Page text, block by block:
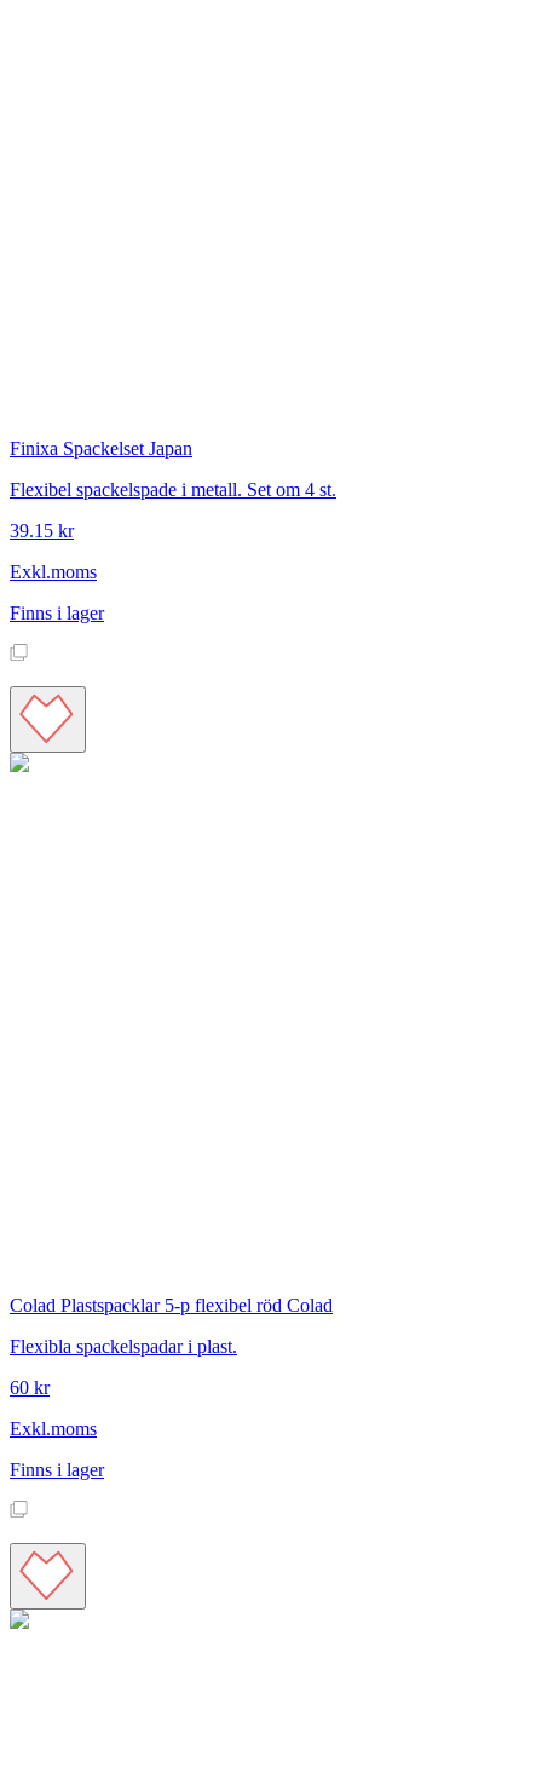
Finixa Spackelset Japan
Flexibel spackelspade i metall. Set om 4 st.
39.15 kr
Exkl.moms
Finns i lager
Colad Plastspacklar 5-p flexibel röd Colad
Flexibla spackelspadar i plast.
60 kr
Exkl.moms
Finns i lager